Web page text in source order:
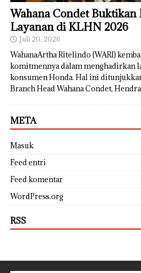
Wahana Condet Buktikan
Layanan di KLHN 2026
Juli 20, 2026
WahanaArtha Ritelindo (WARI)
komitmennya dalam menghadirkan
konsumen Honda. Hal ini
Branch Head Wahana Condet,
META
Masuk
Feed entri
Feed komentar
WordPress.org
RSS